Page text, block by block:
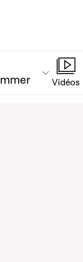
Vidéos